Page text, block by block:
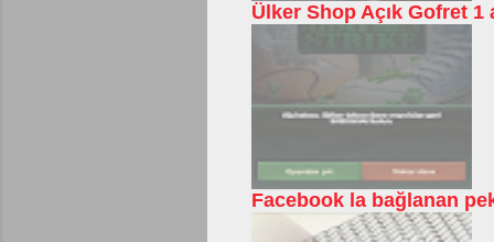
Ülker Shop Açık Gofret 1
Facebook la bağlanan